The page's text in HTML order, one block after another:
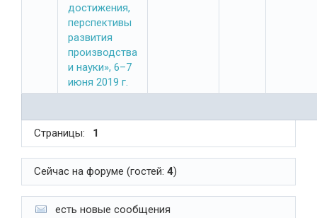
достижения,
перспективы
развития
производства
и науки», 6–7
июня 2019 г.
Страницы: 1
Сейчас на форуме (гостей: 4)
есть новые сообщения